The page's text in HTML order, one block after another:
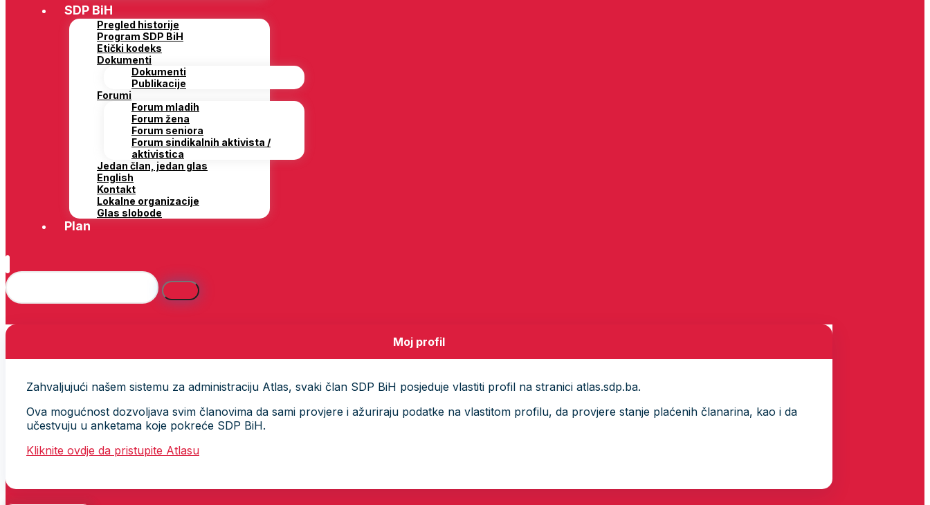
SDP BiH
Pregled historije
Program SDP BiH
Etički kodeks
Dokumenti
Dokumenti
Publikacije
Forumi
Forum mladih
Forum žena
Forum seniora
Forum sindikalnih aktivista /
aktivistica
Jedan član, jedan glas
English
Kontakt
Lokalne organizacije
Glas slobode
Plan
Moj profil
Zahvaljujući našem sistemu za administraciju Atlas, svaki član SDP BiH posjeduje vlastiti profil na stranici atlas.sdp.ba.
Ova mogućnost dozvoljava svim članovima da sami provjere i ažuriraju podatke na vlastitom profilu, da provjere stanje plaćenih članarina, kao i da
učestvuju u anketama koje pokreće SDP BiH.
Kliknite ovdje da pristupite Atlasu